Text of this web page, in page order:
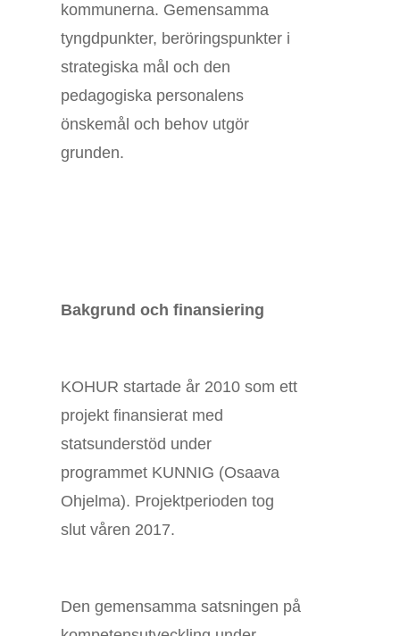
kommunerna. Gemensamma
tyngdpunkter, beröringspunkter i
strategiska mål och den
pedagogiska personalens
önskemål och behov utgör
grunden.
Bakgrund och finansiering
KOHUR startade år 2010 som ett
projekt finansierat med
statsunderstöd under
programmet KUNNIG (Osaava
Ohjelma). Projektperioden tog
slut våren 2017.
Den gemensamma satsningen på